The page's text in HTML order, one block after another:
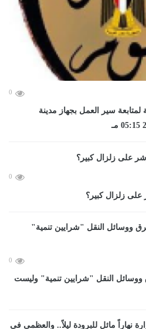
0
لمتابعة سير العمل بجهاز مدينة
0
على زلزال كبير؟
0
النقل "شرايين تنمية" وليست